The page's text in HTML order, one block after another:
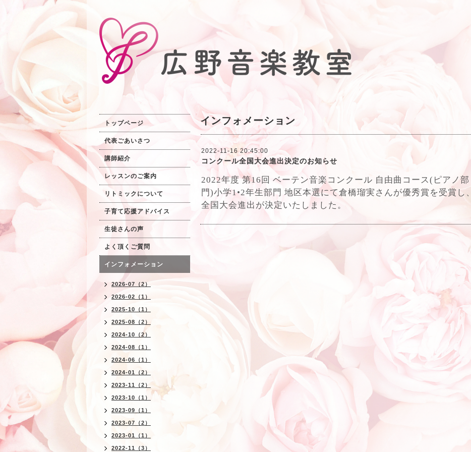
インフォメーション
2022-11-16 20:45:00
コンクール全国大会進出決定のお知らせ
2022年度 第16回 ベーテン音楽コンクール 自由曲コース(ピアノ部
門)小学1•2年生部門 地区本選にて倉橋瑠実さんが優秀賞を受賞し、
全国大会進出が決定いたしました。
トップページ
代表ごあいさつ
講師紹介
レッスンのご案内
リトミックについて
子育て応援アドバイス
生徒さんの声
よく頂くご質問
インフォメーション
2026-07（2）
2026-02（1）
2025-10（1）
2025-08（2）
2024-10（2）
2024-08（1）
2024-06（1）
2024-01（2）
2023-11（2）
2023-10（1）
2023-09（1）
2023-07（2）
2023-01（1）
2022-11（3）